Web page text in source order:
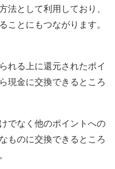
法として利用しており、
ことにもつながります。
れる上に還元されたポイ
現金に交換できるところ
でなく他のポイントへの
ものに交換できるところ